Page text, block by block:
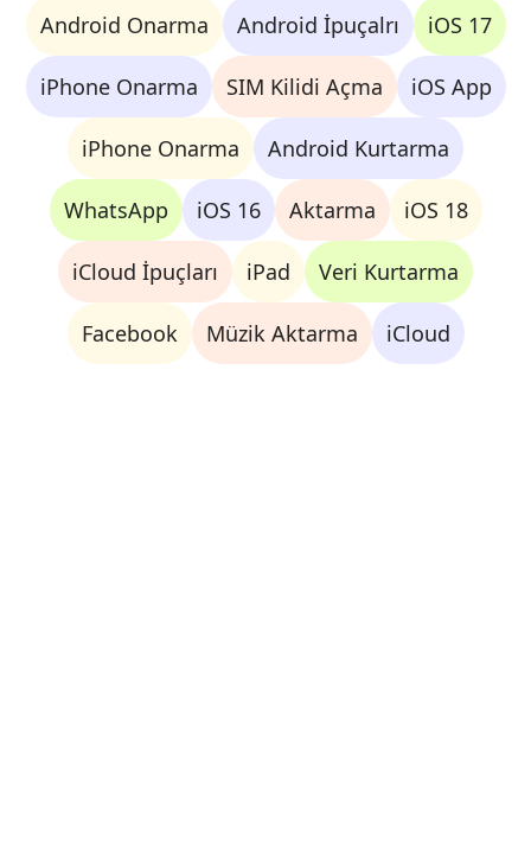
Android Onarma Android İpuçalrı iOS 17
iPhone Onarma SIM Kilidi Açma iOS App
iPhone Onarma Android Kurtarma
WhatsApp iOS 16 Aktarma iOS 18
iCloud İpuçları iPad Veri Kurtarma
Facebook Müzik Aktarma iCloud